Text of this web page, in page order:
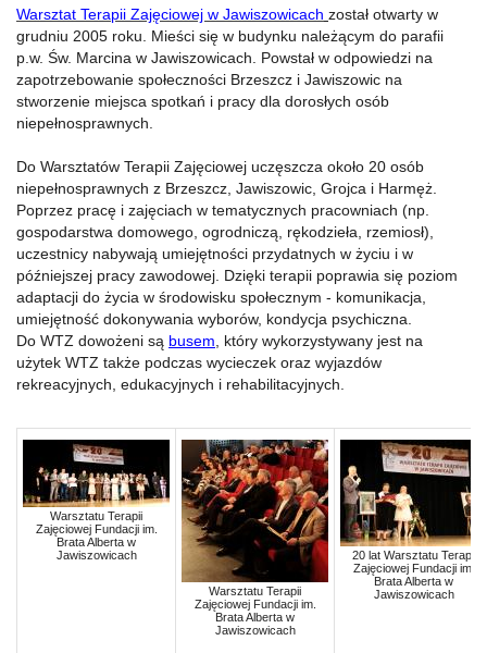
Warsztat Terapii Zajęciowej w Jawiszowicach został otwarty w
grudniu 2005 roku. Mieści się w budynku należącym do parafii
p.w. Św. Marcina w Jawiszowicach. Powstał w odpowiedzi na
zapotrzebowanie społeczności Brzeszcz i Jawiszowic na
stworzenie miejsca spotkań i pracy dla dorosłych osób
niepełnosprawnych.
Do Warsztatów Terapii Zajęciowej uczęszcza około 20 osób
niepełnosprawnych z Brzeszcz, Jawiszowic, Grojca i Harmęż.
Poprzez pracę i zajęciach w tematycznych pracowniach (np.
gospodarstwa domowego, ogrodniczą, rękodzieła, rzemiosł),
uczestnicy nabywają umiejętności przydatnych w życiu i w
późniejszej pracy zawodowej. Dzięki terapii poprawia się poziom
adaptacji do życia w środowisku społecznym - komunikacja,
umiejętność dokonywania wyborów, kondycja psychiczna.
Do WTZ dowożeni są busem , który wykorzystywany jest na
użytek WTZ także podczas wycieczek oraz wyjazdów
rekreacyjnych, edukacyjnych i rehabilitacyjnych.
Warsztatu Terapii
Zajęciowej Fundacji im.
Brata Alberta w
Jawiszowicach
Warsztatu Terapii
Zajęciowej Fundacji im.
Brata Alberta w
Jawiszowicach
20 lat Warsztatu Terapii
Zajęciowej Fundacji im.
Brata Alberta w
Jawiszowicach